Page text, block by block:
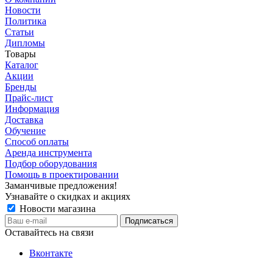
Новости
Политика
Статьи
Дипломы
Товары
Каталог
Акции
Бренды
Прайс-лист
Информация
Доставка
Обучение
Способ оплаты
Аренда инструмента
Подбор оборудования
Помощь в проектировании
Заманчивые предложения!
Узнавайте о скидках и акциях
Новости магазина
Оставайтесь на связи
Вконтакте